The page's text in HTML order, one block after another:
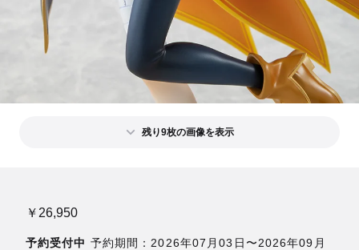
残り9枚の画像を表示
￥26,950
予約受付中 予約期間：2026年07月03日〜2026年09月